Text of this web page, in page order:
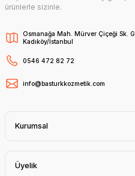
ürünlerle sizinle.
Osmanağa Mah. Mürver Çiçeği Sk.
Kadıköy/İstanbul
0546 472 82 72
info@basturkkozmetik.com
Kurumsal
Üyelik